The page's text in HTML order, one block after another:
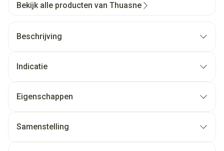
Bekijk alle producten van Thuasne
Beschrijving
Indicatie
Eigenschappen
Samenstelling